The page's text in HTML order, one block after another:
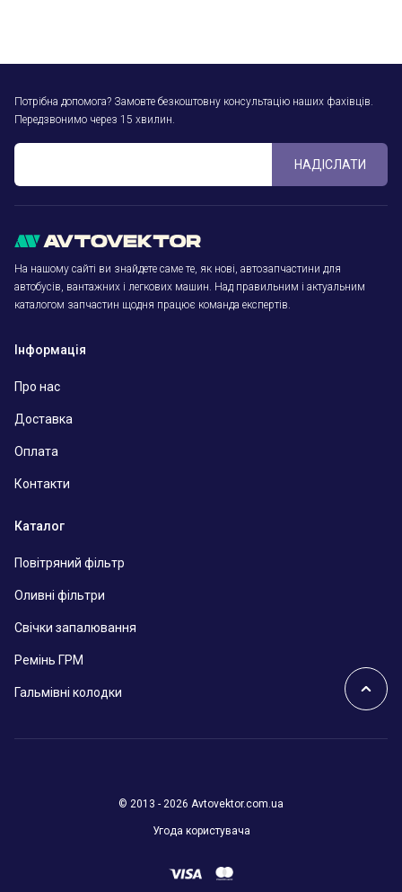
Потрібна допомога? Замовте безкоштовну консультацію наших фахівців.
Передзвонимо через 15 хвилин.
НАДІСЛАТИ
На нашому сайті ви знайдете саме те, як нові, автозапчастини для
автобусів, вантажних і легкових машин. Над правильним і актуальним
каталогом запчастин щодня працює команда експертів.
Інформація
Про нас
Доставка
Оплата
Контакти
Каталог
Повітряний фільтр
Оливні фільтри
Свічки запалювання
Ремінь ГРМ
Гальмівні колодки
© 2013 - 2026 Avtovektor.com.ua
Угода користувача